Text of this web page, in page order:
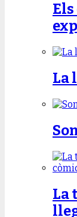
La
La